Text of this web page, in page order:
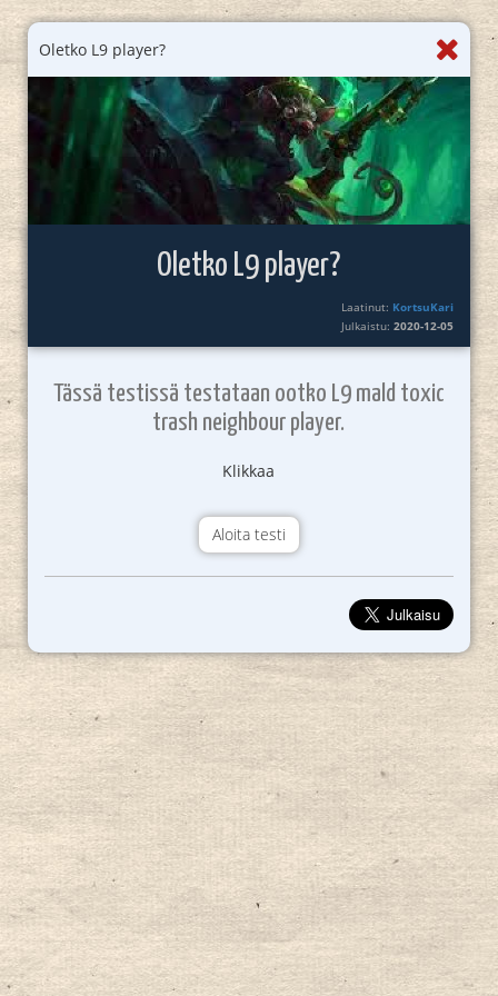
Oletko L9 player?
Oletko L9 player?
Laatinut: KortsuKari
Julkaistu:2020-12-05
Tässä testissä testataan ootko L9 mald toxic
trash neighbour player.
Klikkaa
Aloita testi